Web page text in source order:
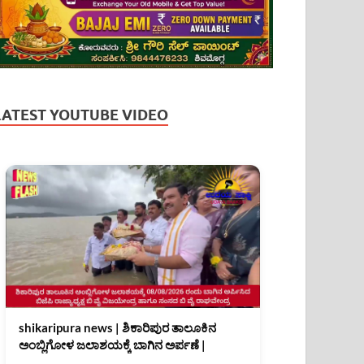
YOUTUBE VIDEO
shikaripura news | ಶಿಕಾರಿಪುರ ತಾಲೂಕಿನ
ಅಂಬ್ಲಿಗೋಳ ಜಲಾಶಯಕ್ಕೆ ಬಾಗಿನ ಅರ್ಪಣೆ |